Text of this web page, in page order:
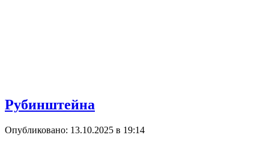
Рубинштейна
Опубликовано: 13.10.2025 в 19:14